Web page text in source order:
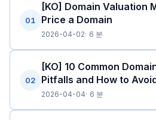
01
[KO] Domain Valuation
Price a Domain
2026-04-02 6 분
02
[KO] 10 Common
Pitfalls and How to
2026-04-04 6 분